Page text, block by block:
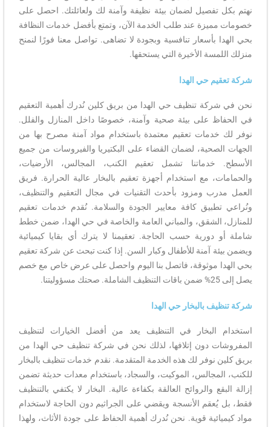
نهتم بكل تفصيل لضمان بيئة نظيفة وآمنة لك ولعائلتك. احصل على
خصومات مميزة عند طلب الخدمة الآن، وتمتع بأفضل خدمات النظافة
بحي الهدا بأسعار تنافسية وبجودة لا تضاهى. تواصل معنا فورًا لنمنح
منزلك اللمسة الأخيرة التي يستحقها.
شركة تعقيم حي الهدا
نحن في شركة تنظيف حي الهدا من بريق كلين نُدرك أهمية التعقيم
في الحفاظ على بيئة صحية وآمنة، خصوصًا داخل المنازل والفلل.
نوفر لك خدمات تعقيم معتمدة باستخدام مواد آمنة مصرح بها من
الجهات الصحية، لضمان القضاء على البكتيريا والفيروسات من جميع
الأسطح. خدماتنا تشمل تعقيم الكنب، المجالس، الأرضيات،
والحمامات، مع استخدام أجهزة تعقيم بالبخار عالية الحرارة. فريق
العمل مدرب ومزود بأحدث التقنيات في مجال التعقيم والتنظيف،
ونُراعي تطبيق كافة معايير الجودة والسلامة. نُقدم خدمات تعقيم
للمنازل، الشقق، والمباني العامة والخاصة في حي الهدا، ضمن خطط
شاملة أو دورية حسب الحاجة. تعقيمنا لا يترك أي بقايا كيميائية
ويضمن بيئة آمنة للأطفال وكبار السن. إذا كنت تبحث عن شركة تعقيم
بحي الهدا موثوقة، فاتصل بنا اليوم واحصل على عرض خاص مع خصم
يصل إلى 25% ضمن باقات التنظيف الشاملة. صحتك مسؤوليتنا.
شركة تنظيف بالبخار حي الهدا
استخدام البخار في التنظيف يعد من أفضل الخيارات لتنظيف
المفروشات دون إتلافها، لذلك نحن في شركة تنظيف حي الهدا من
بريق كلين نوفر لك هذه الخدمة المتقدمة. نقدم خدمات تنظيف بالبخار
للكنب، المجالس، الموكيت، والسجاد، باستخدام معدات حديثة تضمن
إزالة البقع والروائح العالقة بكفاءة عالية. البخار لا يكتفي بالتنظيف
فقط، بل يُعقم الأنسجة ويقضي على الجراثيم دون الحاجة لاستخدام
مواد كيميائية قوية. نحن نُدرك أهمية الحفاظ على جودة الأثاث، ولهذا